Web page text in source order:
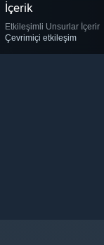
İçerik
Etkileşimli Unsurlar İçerir
Çevrimiçi etkileşim